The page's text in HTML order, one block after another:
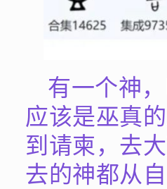
有一个神
应该是巫真
到请柬，去
去的神都从